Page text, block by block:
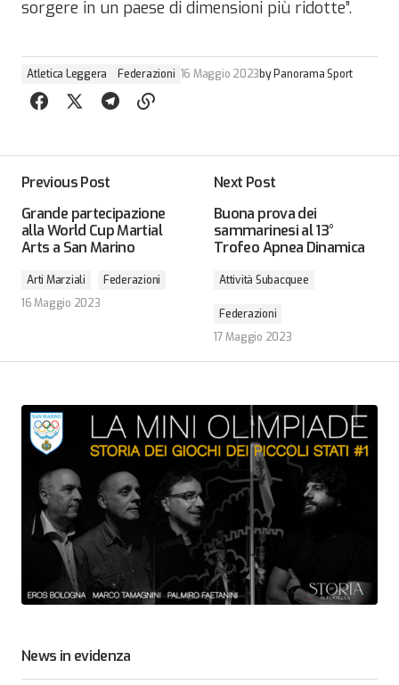
sorgere in un paese di dimensioni più ridotte”.
Atletica Leggera Federazioni 16 Maggio 2023byPanorama Sport
Previous Post
Grande partecipazione
alla World Cup Martial
Arts a San Marino
Arti Marziali
Federazioni
16 Maggio 2023
Next Post
Buona prova dei
sammarinesi al 13°
Trofeo Apnea Dinamica
Attività Subacquee
Federazioni
17 Maggio 2023
News in evidenza